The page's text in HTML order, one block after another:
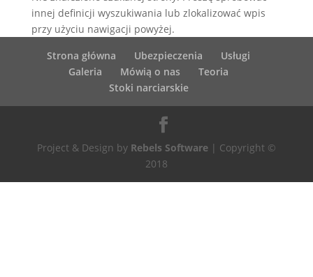
innej definicji wyszukiwania lub zlokalizować wpis
przy użyciu nawigacji powyżej.
Strona główna
Ubezpieczenia
Usługi
Galeria
Mówią o nas
Teoria
Stoki narciarskie
Project & Design by Rebels Software| Copyright ©
2018